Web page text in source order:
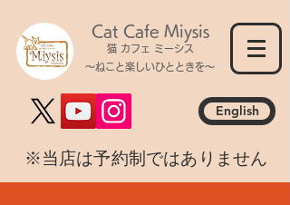
Cat Cafe Miysis
猫 カフェ ミーシス
～ねこと楽しいひとときを～
English
​※当店は予約制ではありません